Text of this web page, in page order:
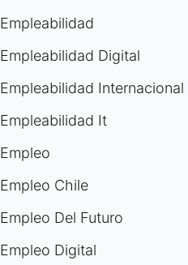
Empleabilidad
Empleabilidad Digital
Empleabilidad Internacional
Empleabilidad It
Empleo
Empleo Chile
Empleo Del Futuro
Empleo Digital